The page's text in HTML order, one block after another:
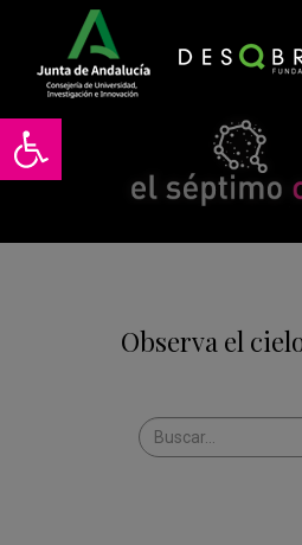
Abrir barra de herramientas
Observa el
Realiza